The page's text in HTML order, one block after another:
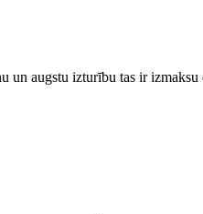
augstu izturību tas ir